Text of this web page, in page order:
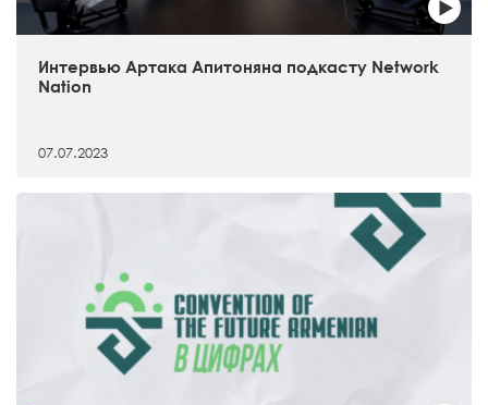
Интервью Артака Апитоняна подкасту Network
Nation
07.07.2023